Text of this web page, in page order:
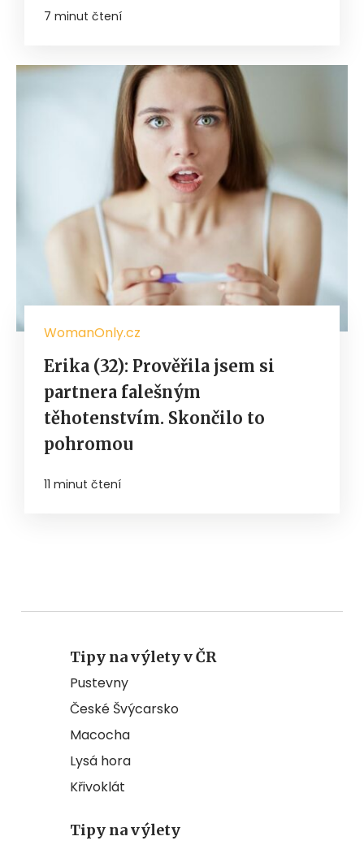
7 minut čtení
WomanOnly.cz
Erika (32): Prověřila jsem si
partnera falešným
těhotenstvím. Skončilo to
pohromou
11 minut čtení
Tipy na výlety v ČR
Pustevny
České Švýcarsko
Macocha
Lysá hora
Křivoklát
Tipy na výlety